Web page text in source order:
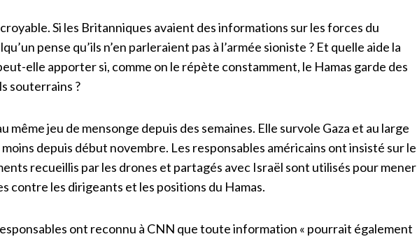
Si les Britanniques avaient des informations sur les forces du
pense qu’ils n’en parleraient pas à l’armée sioniste ? Et quelle aide la
elle apporter si, comme on le répète constamment, le Hamas garde des
souterrains ?
même jeu de mensonge depuis des semaines. Elle survole Gaza et au large
depuis début novembre. Les responsables américains ont insisté sur le
recueillis par les drones et partagés avec Israël sont utilisés pour mener
contre les dirigeants et les positions du Hamas.
ont reconnu à CNN que toute information « pourrait également